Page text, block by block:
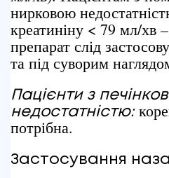
нирковою
креатиніну < 79 мл/хв
препарат слід
та під суворим
Пацієнти з
недостатністю:
потрібна.
Застосування